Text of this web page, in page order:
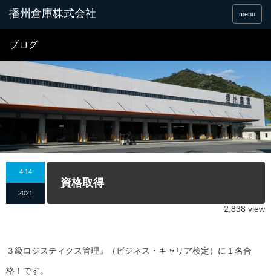
menu
ブログ
4.14
2021
資格取得
2,838 view
３級ロジスティクス管理』（ビジネス・キャリア検定）に１名合
格！です。